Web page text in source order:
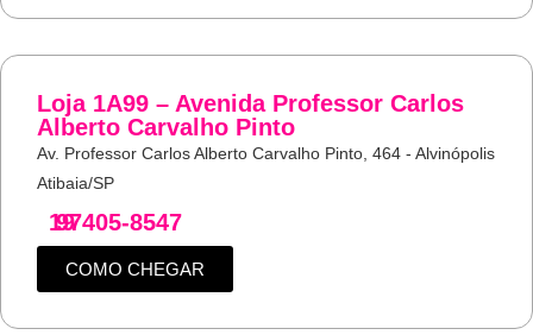
Loja 1A99 – Avenida Professor Carlos
Alberto Carvalho Pinto
Av. Professor Carlos Alberto Carvalho Pinto, 464 - Alvinópolis
Atibaia/SP
19
97405-8547
COMO CHEGAR